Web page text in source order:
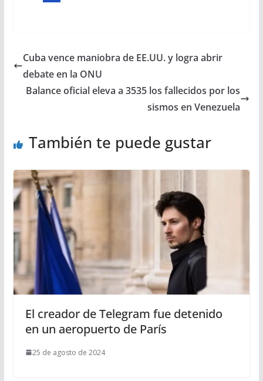
Cuba vence maniobra de EE.UU. y logra abrir
debate en la ONU
Balance oficial eleva a 3535 los fallecidos por los
sismos en Venezuela
También te puede gustar
El creador de Telegram fue detenido
en un aeropuerto de París
25 de agosto de 2024